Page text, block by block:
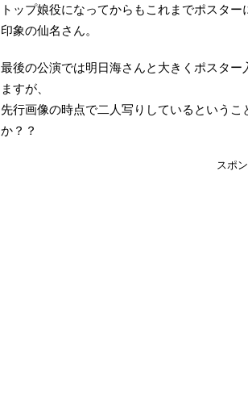
トップ娘役になってからもこれまでポスタ
印象の仙名さん。
最後の公演では明日海さんと大きくポスタ
ますが、
先行画像の時点で二人写りしているという
か？？
スポ